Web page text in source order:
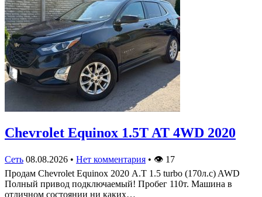
Chevrolet Equinox 1.5T AT 4WD 2020
Сеть 08.08.2026 • Нет комментария • 👁 17
Продам Chevrolet Equinox 2020 А.Т 1.5 turbo (170л.с) AWD
Полный привод подключаемый! Пробег 110т. Машина в
отличном состоянии ни каких…